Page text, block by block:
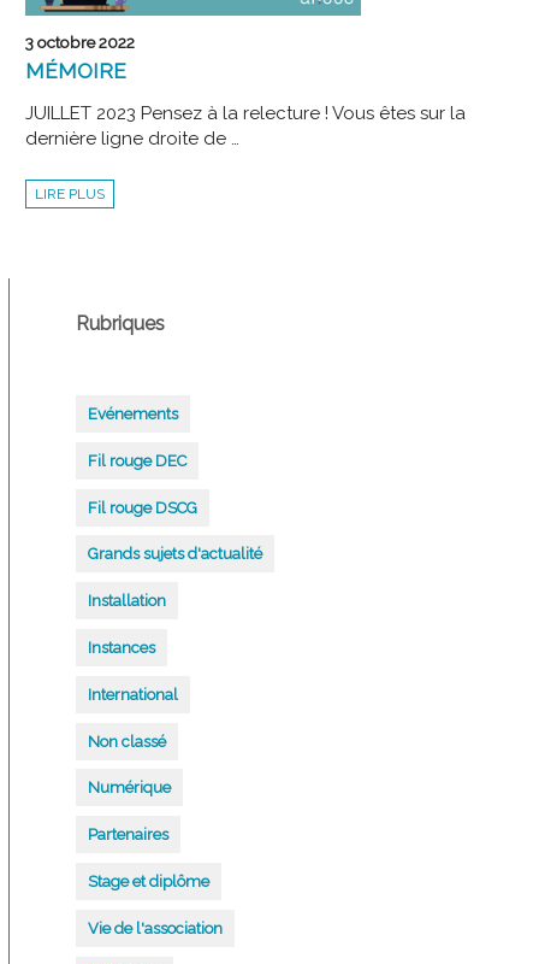
3 octobre 2022
MÉMOIRE
JUILLET 2023 Pensez à la relecture ! Vous êtes sur la
dernière ligne droite de …
MÉMOIRE
LIRE PLUS
Rubriques
Evénements
Fil rouge DEC
Fil rouge DSCG
Grands sujets d'actualité
Installation
Instances
International
Non classé
Numérique
Partenaires
Stage et diplôme
Vie de l'association